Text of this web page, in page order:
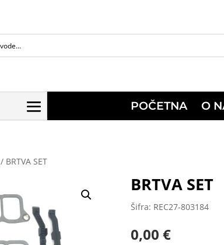
POČETNA O
/ BRTVA SET
BRTVA SET
Šifra: REC27-803184
0,00 €